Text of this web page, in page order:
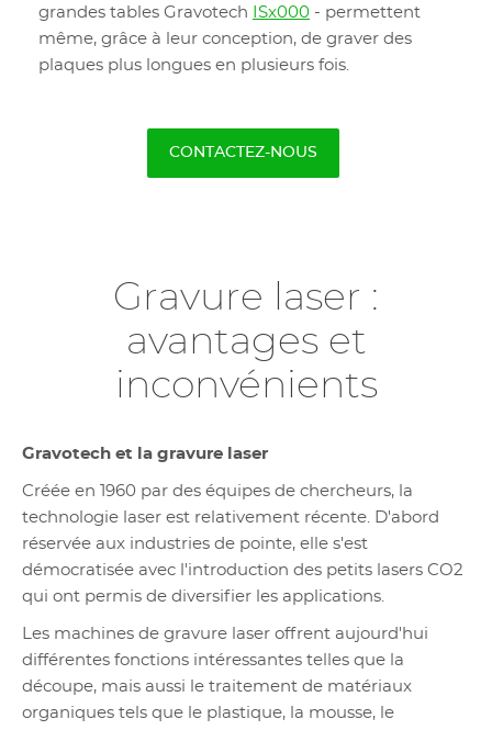
grandes tables Gravotech
ISx000 - permettent
même, grâce à leur conception, de graver des
plaques plus longues en plusieurs fois.
CONTACTEZ-NOUS
Gravure laser :
avantages et
inconvénients
Gravotech et la gravure laser
Créée en 1960 par des équipes de chercheurs, la
technologie laser est relativement récente. D'abord
réservée aux industries de pointe, elle s'est
démocratisée avec l'introduction des petits lasers CO2
qui ont permis de diversifier les applications.
Les machines de gravure laser offrent aujourd'hui
différentes fonctions intéressantes telles que la
découpe, mais aussi le traitement de matériaux
organiques tels que le plastique, la mousse, le